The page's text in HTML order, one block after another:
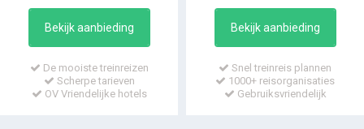
Bekijk aanbieding
De mooiste treinreizen
Scherpe tarieven
OV Vriendelijke hotels
Bekijk aanbieding
Snel treinreis plannen
1000+ reisorganisaties
Gebruiksvriendelijk